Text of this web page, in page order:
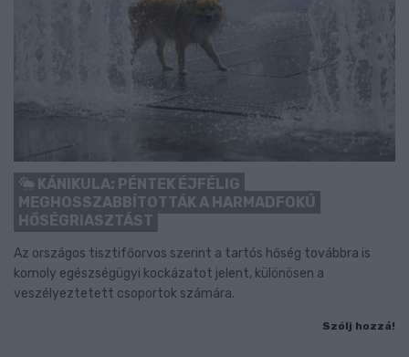
KÁNIKULA: PÉNTEK ÉJFÉLIG
MEGHOSSZABBÍTOTTÁK A HARMADFOKÚ
HŐSÉGRIASZTÁST
Az országos tisztifőorvos szerint a tartós hőség továbbra is
komoly egészségügyi kockázatot jelent, különösen a
veszélyeztetett csoportok számára.
Szólj hozzá!